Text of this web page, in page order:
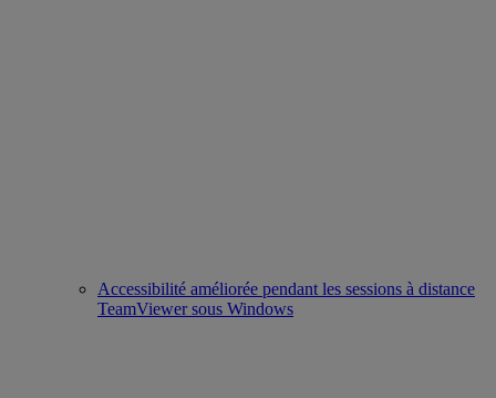
Accessibilité améliorée pendant les sessions à distance
TeamViewer sous Windows